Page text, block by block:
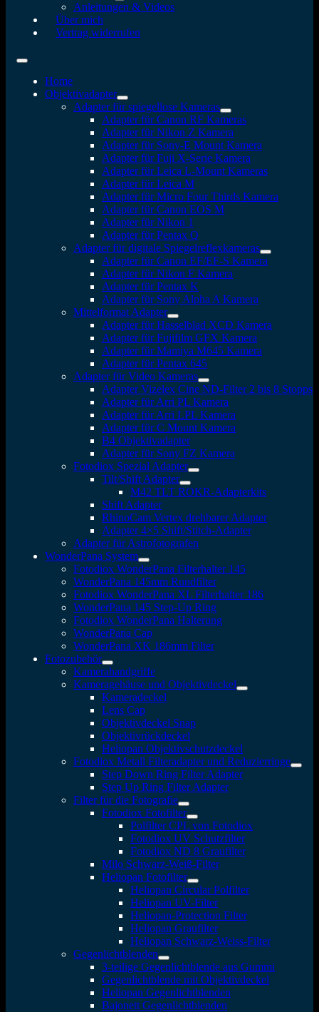
Anleitungen & Videos
Über mich
Vertrag widerrufen
Home
Objektivadapter
Adapter für spiegellose Kameras
Adapter für Canon RF Kameras
Adapter für Nikon Z Kamera
Adapter für Sony-E Mount Kamera
Adapter für Fuji X-Serie Kamera
Adapter für Leica L-Mount Kameras
Adapter für Leica M
Adapter für Micro Four Thirds Kamera
Adapter für Canon EOS M
Adapter für Nikon 1
Adapter für Pentax Q
Adapter für digitale Spiegelreflexkameras
Adapter für Canon EF/EF-S Kamera
Adapter für Nikon F Kamera
Adapter für Pentax K
Adapter für Sony Alpha A Kamera
Mittelformat Adapter
Adapter für Hasselblad XCD Kamera
Adapter für Fujifilm GFX Kamera
Adapter für Mamiya M645 Kamera
Adapter für Pentax 645
Adapter für Video Kameras
Adapter Vizelex Cine ND-Filter 2 bis 8 Stopps
Adapter für Arri PL Kamera
Adapter für Arri LPL Kamera
Adapter für C Mount Kamera
B4 Objektivadapter
Adapter für Sony FZ Kamera
Fotodiox Spezial Adapter
Tilt/Shift Adapter
M42 TLT ROKR-Adapterkits
Shift Adapter
RhinoCam Vertex drehbarer Adapter
Adapter 4×5 Shift/Stitch-Adapter
Adapter für Astrofotografen
WonderPana System
Fotodiox WonderPana Filterhalter 145
WonderPana 145mm Rundfilter
Fotodiox WonderPana XL Filterhalter 186
WonderPana 145 Step-Up Ring
Fotodiox WonderPana Halterung
WonderPana Cap
WonderPana XK 186mm Filter
Fotozubehör
Kamerahandgriffe
Kameragehäuse und Objektivdeckel
Kameradeckel
Lens Cap
Objektivdeckel Snap
Objektivrückdeckel
Heliopan Objektivschutzdeckel
Fotodiox Metall Filteradapter und Reduzierringe
Step Down Ring Filter Adapter
Step Up Ring Filter Adapter
Filter für die Fotografie
Fotodiox Fotofilter
Polfilter CPL von Fotodiox
Fotodiox UV Schutzfilter
Fotodiox ND 8 Graufilter
Milo Schwarz-Weiß-Filter
Heliopan Fotofilter
Heliopan Circular Polfilter
Heliopan UV-Filter
Heliopan-Protection Filter
Heliopan Graufilter
Heliopan Schwarz-Weiss-Filter
Gegenlichtblenden
3-teilige Gegenlichtblende aus Gummi
Gegenlichtblende mit Objektivdeckel
Heliopan Gegenlichtblenden
Bajonett Gegenlichtblenden